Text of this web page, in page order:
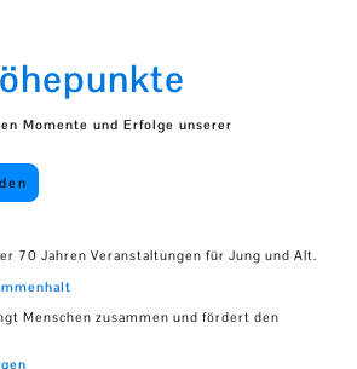
Momente und Erfolge unserer
70 Jahren Veranstaltungen für Jung und Alt.
Menschen zusammen und fördert den